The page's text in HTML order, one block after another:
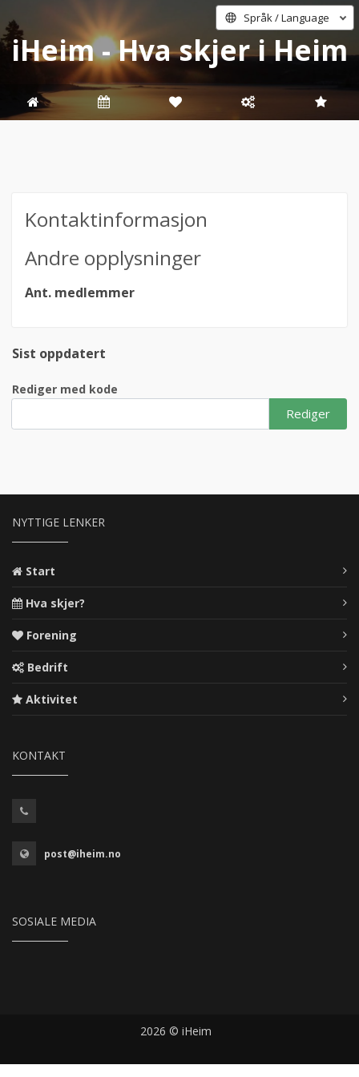
Språk / Language
iHeim - Hva skjer i Heim
Kontaktinformasjon
Andre opplysninger
Ant. medlemmer
Sist oppdatert
Rediger med kode
Rediger
NYTTIGE LENKER
Start
Hva skjer?
Forening
Bedrift
Aktivitet
KONTAKT
post@iheim.no
SOSIALE MEDIA
2026 © iHeim